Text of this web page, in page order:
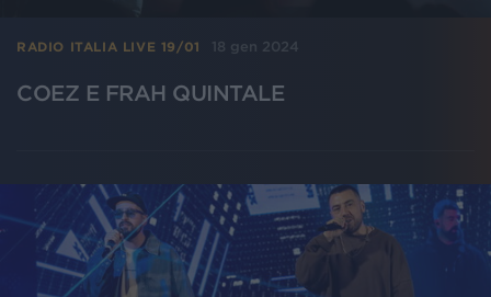
RADIO ITALIA LIVE 19/01 18 gen 2024
COEZ E FRAH QUINTALE